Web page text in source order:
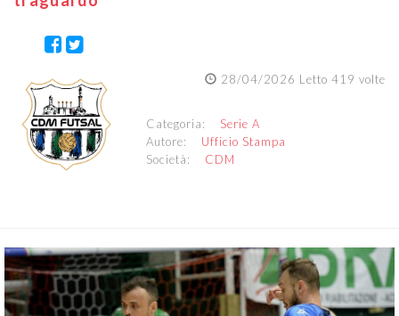
28/04/2026 Letto 419 volte
Categoria: Serie A
Autore: Ufficio Stampa
Società: CDM